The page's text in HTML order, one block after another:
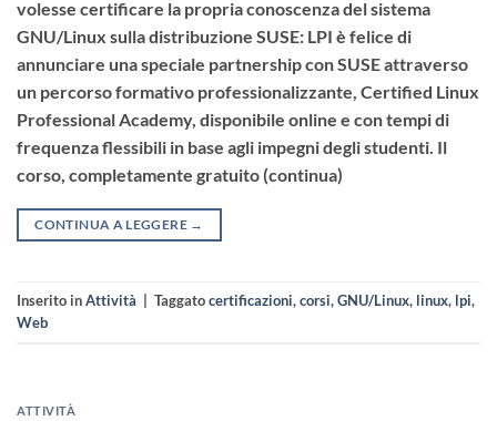
volesse certificare la propria conoscenza del sistema
GNU/Linux sulla distribuzione SUSE: LPI è felice di
annunciare una speciale partnership con SUSE attraverso
un percorso formativo professionalizzante, Certified Linux
Professional Academy, disponibile online e con tempi di
frequenza flessibili in base agli impegni degli studenti. Il
corso, completamente gratuito (continua)
CONTINUA A LEGGERE →
Inserito inAttività Taggatocertificazioni,corsi,GNU/Linux, linux, lpi,
Web
ATTIVITÀ